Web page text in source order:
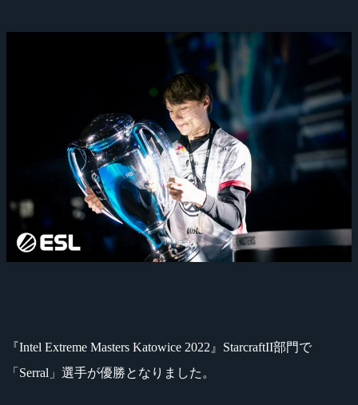
『Intel Extreme Masters Katowice 2022』StarcraftII部門で
「Serral」選手が優勝となりました。